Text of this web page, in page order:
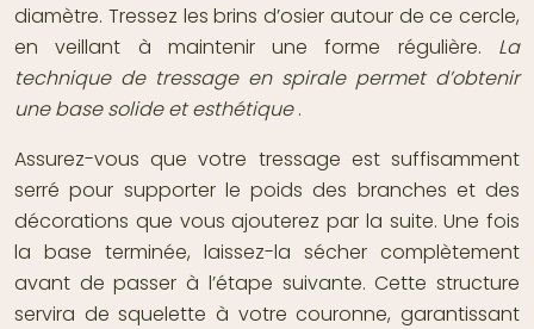
diamètre. Tressez les brins d’osier autour de ce cercle,
en veillant à maintenir une forme régulière. La
technique de tressage en spirale permet d’obtenir
une base solide et esthétique.
Assurez-vous que votre tressage est suffisamment
serré pour supporter le poids des branches et des
décorations que vous ajouterez par la suite. Une fois
la base terminée, laissez-la sécher complètement
avant de passer à l’étape suivante. Cette structure
servira de squelette à votre couronne, garantissant